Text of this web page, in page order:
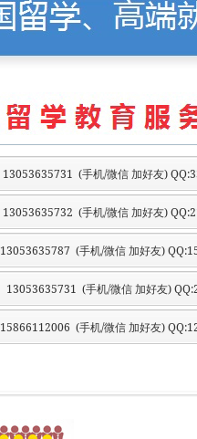
13053635731 (手机/微信 加好友)
13053635732 (手机/微信 加好友)
13053635787 (手机/微信 加好友)
13053635731 (手机/微信 加好友)
15866112006 (手机/微信 加好友)